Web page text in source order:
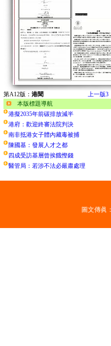
第A12版： 港聞 上一版3
本版標題導航
港擬2035年前碳排放減半
港府：歡迎終審法院判決
南非抵港女子體內藏毒被捕
陳國基：發展人才之都
四成受訪基層曾挨餓慳錢
醫管局：若涉不法必嚴肅處理